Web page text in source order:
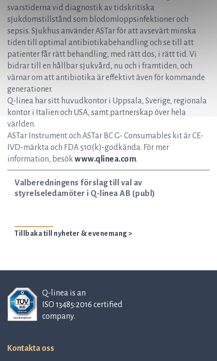
svarstiderna vid diagnostik av tidskritiska
sjukdomstillstånd som blodomloppsinfektioner och
sepsis. Sjukhus använder ASTar för att avsevärt minska
tiden till optimal antibiotikabehandling och se till att
patienter får rätt behandling, med rätt dos, i rätt tid. Vi
bidrar till en hållbar sjukvård, nu och i framtiden, och
värnar om att antibiotika är effektivt även för kommande
generationer.
Q-linea har sitt huvudkontor i Uppsala, Sverige, regionala
kontor i Italien och USA, samt partnerskap över hela
världen.
ASTar Instrument och ASTar BC G- Consumables kit är CE-
IVD-märkta och FDA 510(k)-godkända. För mer
information, besök www.qlinea.com.
Valberedningens förslag till val av
styrelseledamöter i Q-linea AB (publ)
Tillbaka till nyheter & evenemang >
Q-linea is an
ISO 13485:2016 certified
company.
Kontakta oss